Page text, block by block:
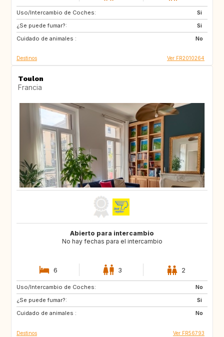
Uso/Intercambio de Coches:
Si
¿Se puede fumar?:
Si
Cuidado de animales :
No
GB
IS
NO
Destinos Ver FR2010264
Toulon
Francia
Abierto para intercambio
No hay fechas para el intercambio
6 3 2
Uso/Intercambio de Coches:
No
¿Se puede fumar?:
Si
Cuidado de animales :
No
ES
Destinos Ver FR56793